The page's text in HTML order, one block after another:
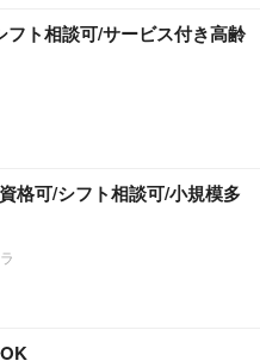
フト相談可/サービス付き高齢
格可/シフト相談可/小規模多